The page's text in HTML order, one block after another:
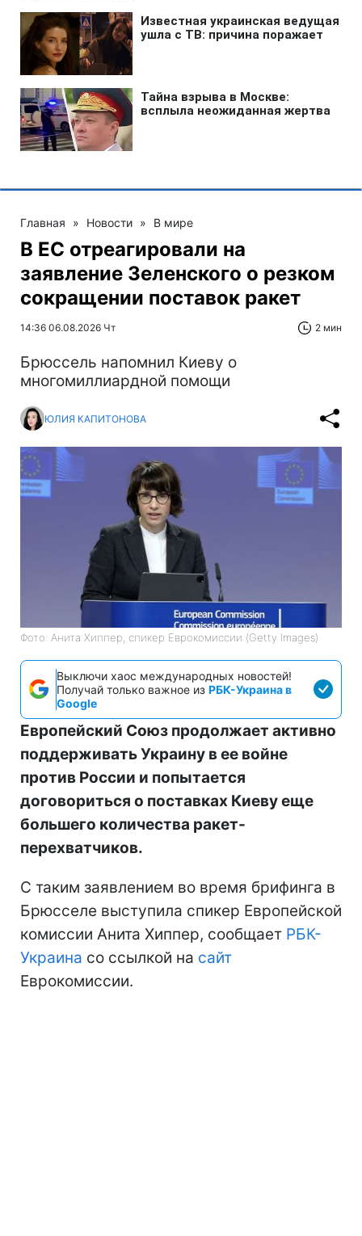
Главная » Новости » В мире
В ЕС отреагировали на
заявление Зеленского о резком
сокращении поставок ракет
14:36 06.08.2026 Чт 2 мин
Брюссель напомнил Киеву о
многомиллиардной помощи
ЮЛИЯ КАПИТОНОВА
Фото: Анита Хиппер, спикер Еврокомиссии (Getty Images)
Выключи хаос международных новостей!
Получай только важное из РБК-Украина в
Google
Европейский Союз продолжает активно
поддерживать Украину в ее войне
против России и попытается
договориться о поставках Киеву еще
большего количества ракет-
перехватчиков.
С таким заявлением во время брифинга в
Брюсселе выступила спикер Европейской
комиссии Анита Хиппер, сообщает РБК-
Украина со ссылкой на сайт
Еврокомиссии.